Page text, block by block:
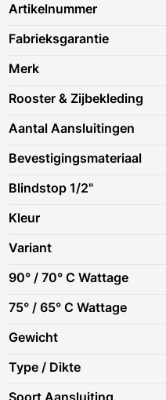
Artikelnummer
Fabrieksgarantie
Merk
Rooster & Zijbekleding
Aantal Aansluitingen
Bevestigingsmateriaal
Blindstop 1/2"
Kleur
Variant
90° / 70° C Wattage
75° / 65° C Wattage
Gewicht
Type / Dikte